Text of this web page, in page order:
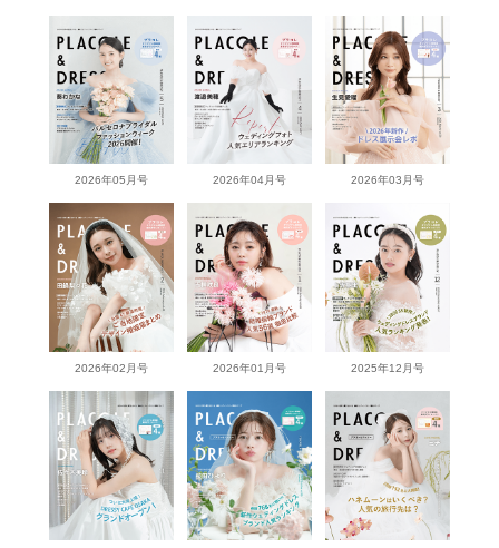
2026年05月号 2026年04月号 2026年03月号
2026年02月号 2026年01月号 2025年12月号